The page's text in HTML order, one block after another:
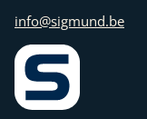
info@sigmund.be